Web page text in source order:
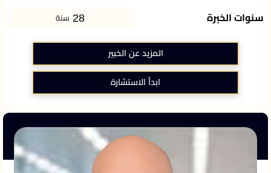
سنوات الخبرة 28 سنة
المزيد عن الخبير
ابدأ الاستشارة